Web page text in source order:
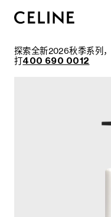
探索全新2026秋季系列
打400 690 0012